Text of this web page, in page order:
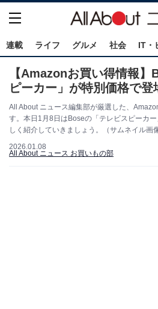
連載 ライフ グルメ 社会 IT・
【Amazonお買い得情報】
ピーカー」が特別価格で登
All About ニュース編集部が厳選した、
す。本日1月8日はBoseの「テレビスピーカ
しく紹介していきましょう。（サムネイル画
2026.01.08
All About ニュース お買いもの部